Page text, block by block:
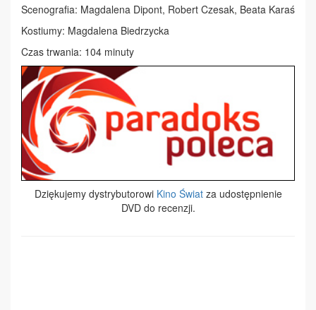
Scenografia: Magdalena Dipont, Robert Czesak, Beata Karaś
Kostiumy: Magdalena Biedrzycka
Czas trwania: 104 minuty
Dziękujemy dystrybutorowi Kino Świat za udostępnienie
DVD do recenzji.